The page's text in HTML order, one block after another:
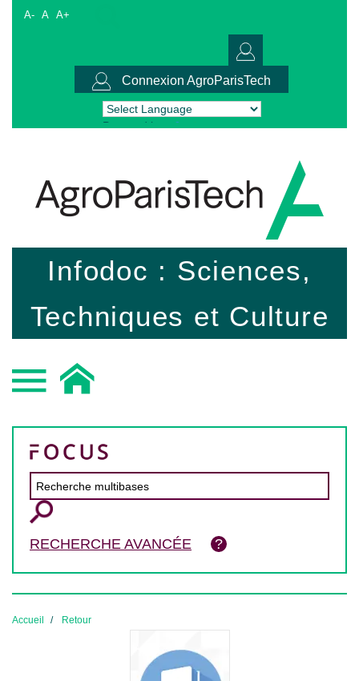
A- A A+
Connexion AgroParisTech
Powered by Translate
Infodoc : Sciences,
Techniques et Culture
RECHERCHE AVANCÉE
Accueil Retour